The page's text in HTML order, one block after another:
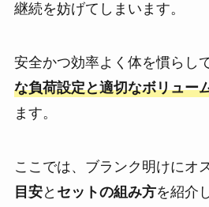
継続を妨げてしまいます。
安全かつ効率よく体を慣らし
な負荷設定と適切なボリュー
ます。
ここでは、ブランク明けにオ
目安と セットの組み方を紹介